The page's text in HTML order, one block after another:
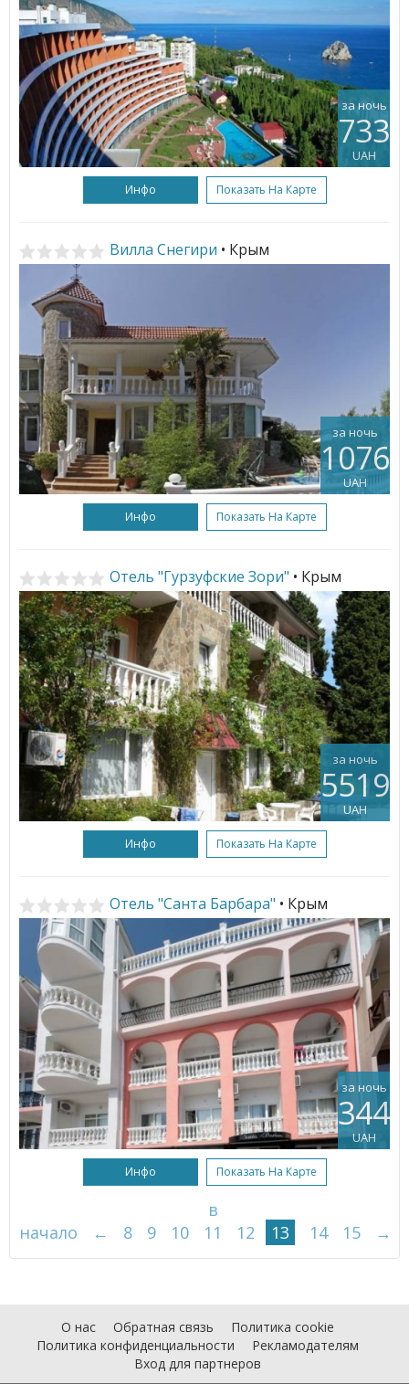
за ночь
733
UAH
Инфо Показать На Карте
Вилла Снегири • Крым
за ночь
1076
UAH
Инфо Показать На Карте
Отель "Гурзуфские Зори" • Крым
за ночь
5519
UAH
Инфо Показать На Карте
Отель "Санта Барбара" • Крым
за ночь
344
UAH
Инфо Показать На Карте
в
начало
← 8 9 10 11 12 13 14 15 →
О нас Обратная связь
Политика cookie
Политика конфиденциальности
Рекламодателям
Вход для партнеров